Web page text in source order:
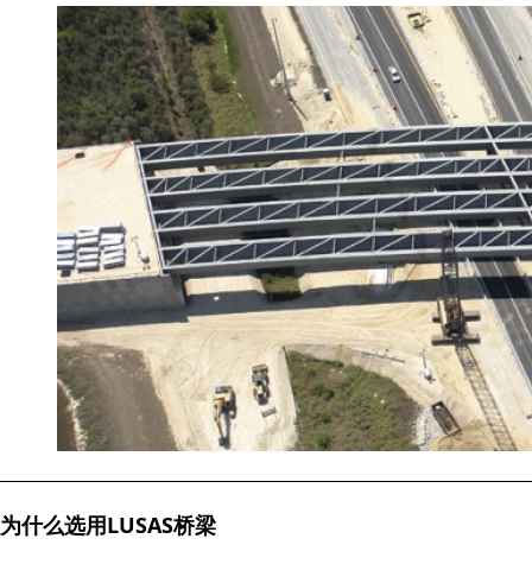
为什么选用LUSAS桥梁